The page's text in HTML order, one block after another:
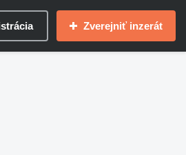
Zverejniť inzerát